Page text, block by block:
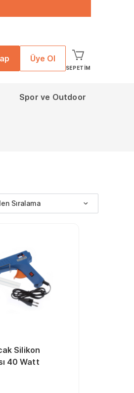
Üye Ol
SEPETIM
Spor ve Outdoor
Sıralama
Silikon
40 Watt